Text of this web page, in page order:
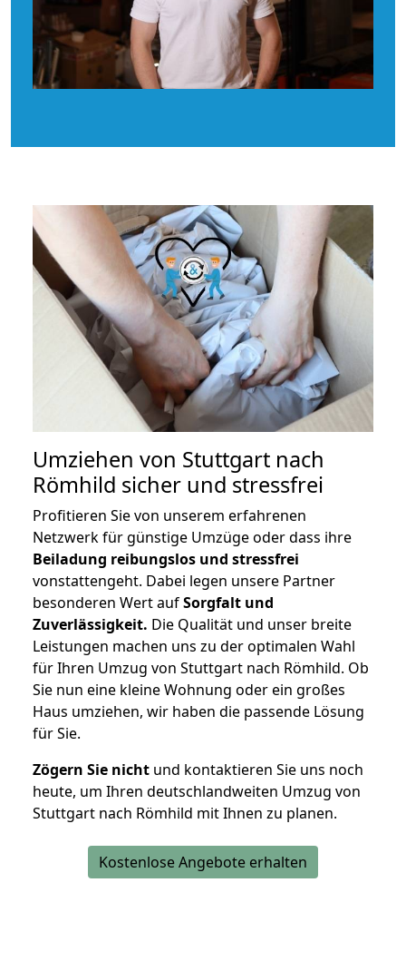
Umziehen von Stuttgart nach
Römhild sicher und stressfrei
Profitieren Sie von unserem erfahrenen
Netzwerk für günstige Umzüge oder dass ihre
Beiladung reibungslos und stressfrei
vonstattengeht. Dabei legen unsere Partner
besonderen Wert aufSorgfalt und
Zuverlässigkeit. Die Qualität und unser breite
Leistungen machen uns zu der optimalen Wahl
für Ihren Umzug von Stuttgart nach Römhild. Ob
Sie nun eine kleine Wohnung oder ein großes
Haus umziehen, wir haben die passende Lösung
für Sie.
Zögern Sie nicht und kontaktieren Sie uns noch
heute, um Ihren deutschlandweiten Umzug von
Stuttgart nach Römhild mit Ihnen zu planen.
Kostenlose Angebote erhalten